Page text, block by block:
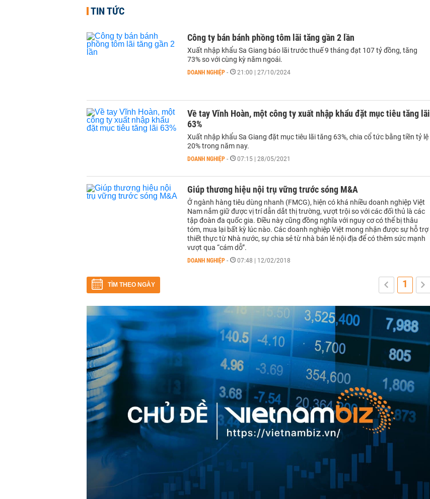
TIN TỨC
Công ty bán bánh phồng tôm lãi tăng gần 2 lần
Xuất nhập khẩu Sa Giang báo lãi trước thuế 9 tháng đạt 107 tỷ đồng, tăng
73% so với cùng kỳ năm ngoái.
DOANH NGHIỆP - 21:00 | 27/10/2024
Về tay Vĩnh Hoàn, một công ty xuất nhập khẩu đặt mục tiêu tăng lãi
63%
Xuất nhập khẩu Sa Giang đặt mục tiêu lãi tăng 63%, chia cổ tức bằng tiền tỷ lệ
20% trong năm nay.
DOANH NGHIỆP - 07:15 | 28/05/2021
Giúp thương hiệu nội trụ vững trước sóng M&A
Ở ngành hàng tiêu dùng nhanh (FMCG), hiện có khá nhiều doanh nghiệp Việt
Nam nắm giữ được vị trí dẫn dắt thị trường, vượt trội so với các đối thủ là các
tập đoàn đa quốc gia. Điều này cũng đồng nghĩa với nguy cơ có thể bị thâu
tóm, mua lại bất kỳ lúc nào. Các doanh nghiệp Việt mong nhận được sự hỗ trợ
thiết thực từ Nhà nước, sự chia sẻ từ nhà bán lẻ nội địa để có thêm sức mạnh
vượt qua “cám dỗ”.
DOANH NGHIỆP - 07:48 | 12/02/2018
TÌM THEO NGÀY 1